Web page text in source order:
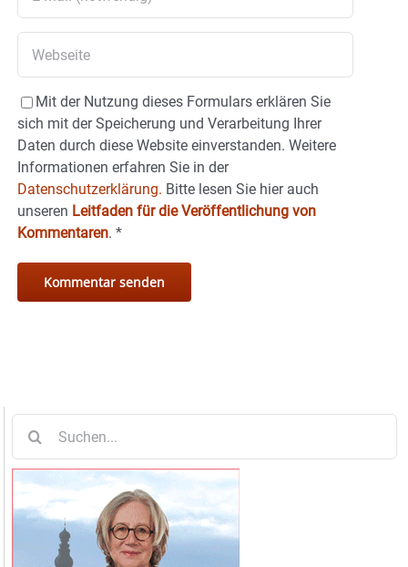
Mit der Nutzung dieses Formulars erklären Sie
sich mit der Speicherung und Verarbeitung Ihrer
Daten durch diese Website einverstanden. Weitere
Informationen erfahren Sie in der
Datenschutzerklärung. Bitte lesen Sie hier auch
unseren Leitfaden für die Veröffentlichung von
Kommentaren. *
nach: